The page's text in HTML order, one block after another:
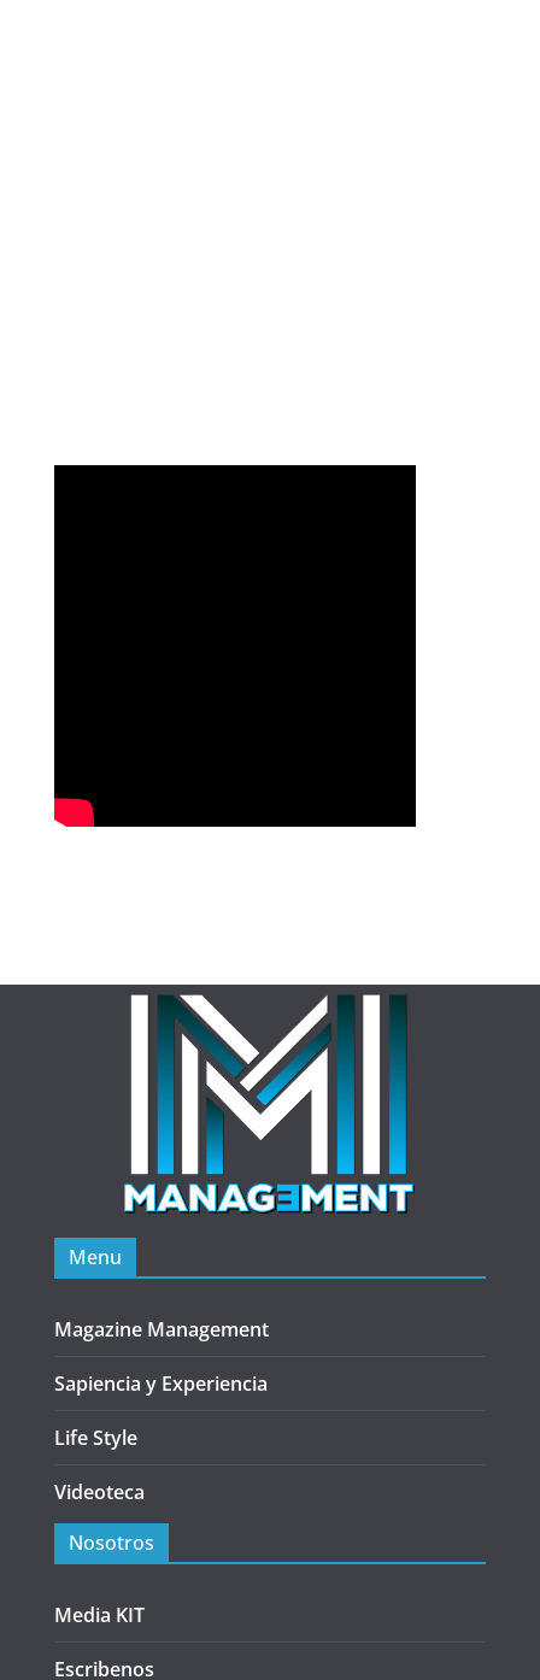
Menu
Magazine Management
Sapiencia y Experiencia
Life Style
Videoteca
Nosotros
Media KIT
Escribenos